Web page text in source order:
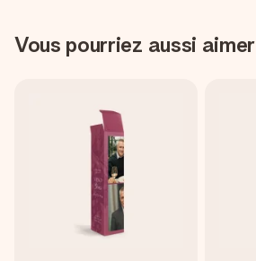
Vous pourriez aussi aimer